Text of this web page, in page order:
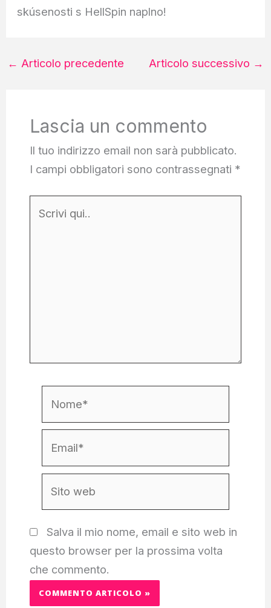
skúsenosti s HellSpin naplno!
← Articolo precedente Articolo successivo →
Lascia un commento
Il tuo indirizzo email non sarà pubblicato.
I campi obbligatori sono contrassegnati *
Salva il mio nome, email e sito web in
questo browser per la prossima volta
che commento.